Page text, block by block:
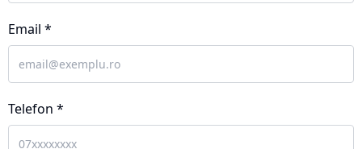
Email *
Telefon *